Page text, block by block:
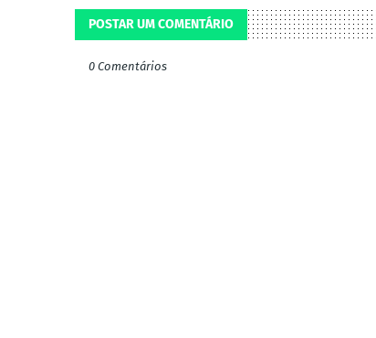
POSTAR UM COMENTÁRIO
0 Comentários